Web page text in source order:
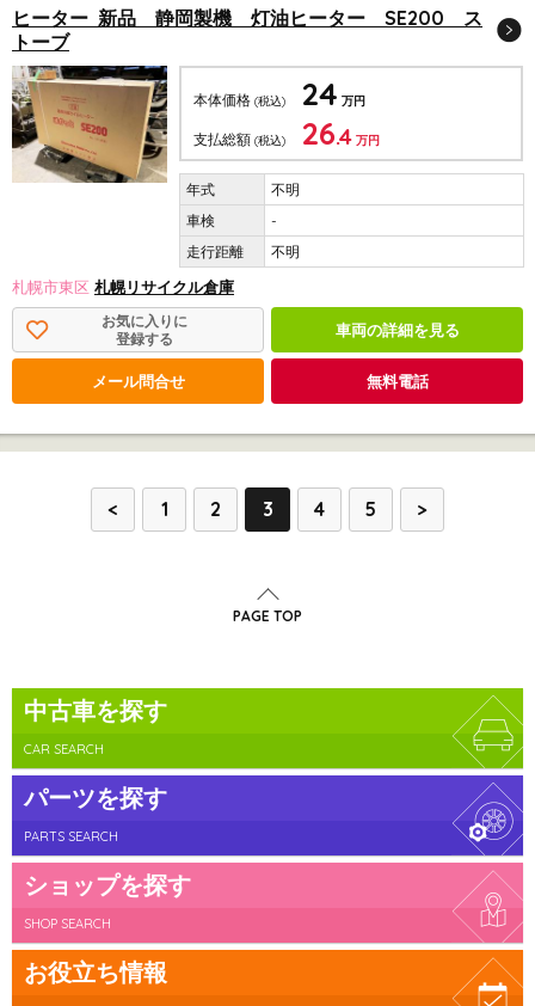
ヒーター 新品 静岡製機 灯油ヒーター SE200 ス
トーブ
本体価格 (税込) 24 万円
支払総額 (税込) 26.4 万円
不明
-
不明
札幌市東区 札幌リサイクル倉庫
お気に入りに
登録する
車両の詳細を見る
メール問合せ 無料電話
< 1 2 3 4 5 >
PAGE TOP
中古車を探す
CAR SEARCH
パーツを探す
PARTS SEARCH
ショップを探す
SHOP SEARCH
お役立ち情報